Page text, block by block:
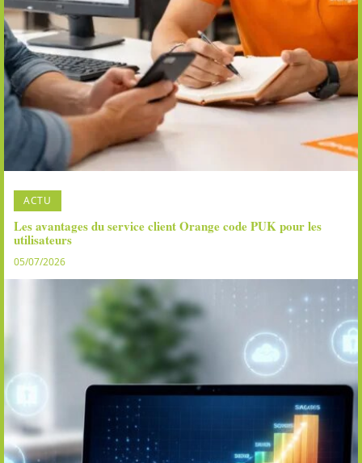
ACTU
Les avantages du service client Orange code PUK pour les
utilisateurs
05/07/2026